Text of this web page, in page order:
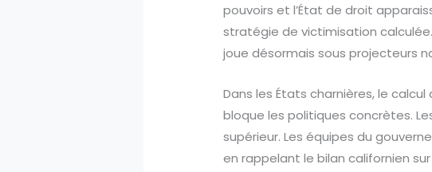
pouvoirs et l’État de droit
stratégie de victimisation
joue désormais sous projecteurs
Dans les États charnières, le
bloque les politiques concrètes.
supérieur. Les équipes du
en rappelant le bilan californien